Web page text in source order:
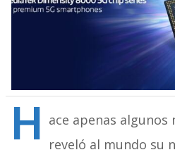
H ace apenas algunos
reveló al mundo su